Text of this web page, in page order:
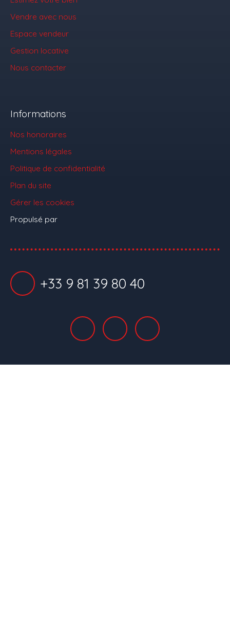
Vendre avec nous
Espace vendeur
Gestion locative
Nous contacter
Informations
Nos honoraires
Mentions légales
Politique de confidentialité
Plan du site
Gérer les cookies
Propulsé par
+33 9 81 39 80 40